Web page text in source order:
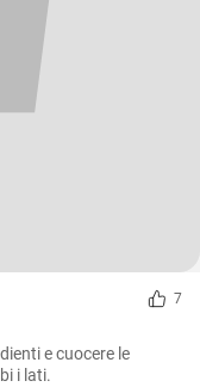
7
e cuocere le
i lati.